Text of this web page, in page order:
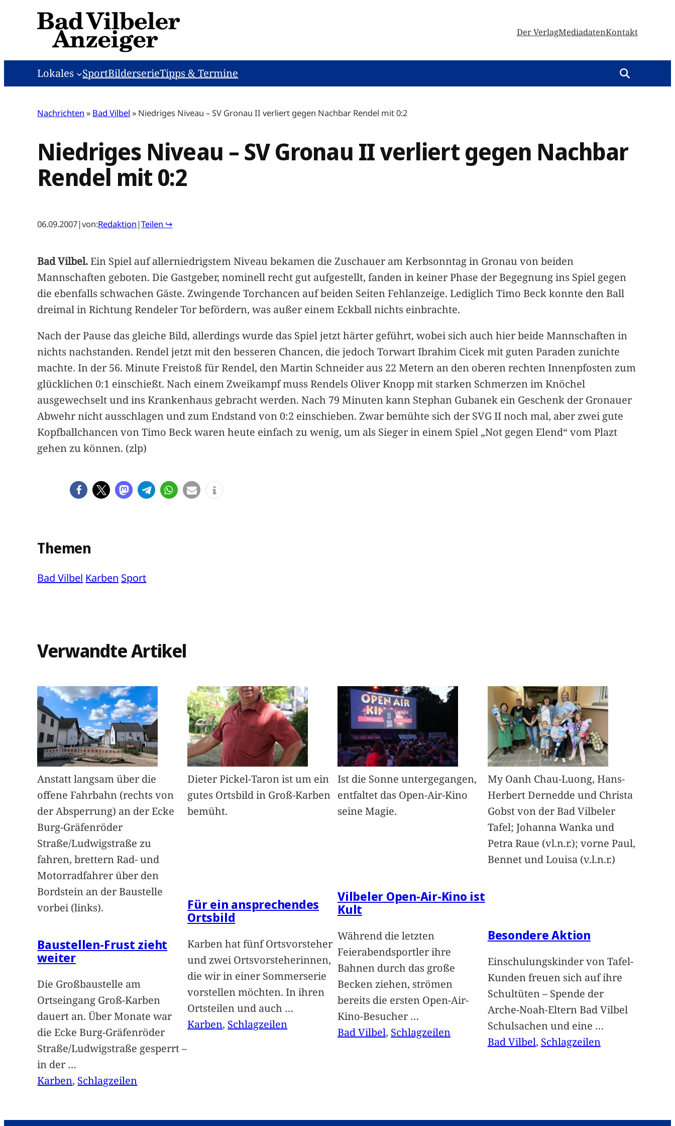
Der VerlagMediadatenKontakt
Lokales SportBilderserieTipps & Termine
Nachrichten » Bad Vilbel » Niedriges Niveau – SV Gronau II verliert gegen Nachbar Rendel mit 0:2
Niedriges Niveau – SV Gronau II verliert gegen Nachbar
Rendel mit 0:2
06.09.2007|von:Redaktion |Teilen ↪
Bad Vilbel.Ein Spiel auf allerniedrigstem Niveau bekamen die Zuschauer am Kerbsonntag in Gronau von beiden
Mannschaften geboten. Die Gastgeber, nominell recht gut aufgestellt, fanden in keiner Phase der Begegnung ins Spiel gegen
die ebenfalls schwachen Gäste. Zwingende Torchancen auf beiden Seiten Fehlanzeige. Lediglich Timo Beck konnte den Ball
dreimal in Richtung Rendeler Tor befördern, was außer einem Eckball nichts einbrachte.
Nach der Pause das gleiche Bild, allerdings wurde das Spiel jetzt härter geführt, wobei sich auch hier beide Mannschaften in
nichts nachstanden. Rendel jetzt mit den besseren Chancen, die jedoch Torwart Ibrahim Cicek mit guten Paraden zunichte
machte. In der 56. Minute Freistoß für Rendel, den Martin Schneider aus 22 Metern an den oberen rechten Innenpfosten zum
glücklichen 0:1 einschießt. Nach einem Zweikampf muss Rendels Oliver Knopp mit starken Schmerzen im Knöchel
ausgewechselt und ins Krankenhaus gebracht werden. Nach 79 Minuten kann Stephan Gubanek ein Geschenk der Gronauer
Abwehr nicht ausschlagen und zum Endstand von 0:2 einschieben. Zwar bemühte sich der SVG II noch mal, aber zwei gute
Kopfballchancen von Timo Beck waren heute einfach zu wenig, um als Sieger in einem Spiel „Not gegen Elend“ vom Plazt
gehen zu können. (zlp)
Themen
Bad Vilbel Karben Sport
Verwandte Artikel
Anstatt langsam über die
offene Fahrbahn (rechts von
der Absperrung) an der Ecke
Burg-Gräfenröder
Straße/Ludwigstraße zu
fahren, brettern Rad- und
Motorradfahrer über den
Bordstein an der Baustelle
vorbei (links).
Baustellen-Frust zieht
weiter
Die Großbaustelle am
Ortseingang Groß-Karben
dauert an. Über Monate war
die Ecke Burg-Gräfenröder
Straße/Ludwigstraße gesperrt –
in der …
Karben, Schlagzeilen
Dieter Pickel-Taron ist um ein
gutes Ortsbild in Groß-Karben
bemüht.
Für ein ansprechendes
Ortsbild
Karben hat fünf Ortsvorsteher
und zwei Ortsvorsteherinnen,
die wir in einer Sommerserie
vorstellen möchten. In ihren
Ortsteilen und auch …
Karben, Schlagzeilen
Ist die Sonne untergegangen,
entfaltet das Open-Air-Kino
seine Magie.
Vilbeler Open-Air-Kino ist
Kult
Während die letzten
Feierabendsportler ihre
Bahnen durch das große
Becken ziehen, strömen
bereits die ersten Open-Air-
Kino-Besucher …
Bad Vilbel, Schlagzeilen
My Oanh Chau-Luong, Hans-
Herbert Dernedde und Christa
Gobst von der Bad Vilbeler
Tafel; Johanna Wanka und
Petra Raue (vl.n.r.); vorne Paul,
Bennet und Louisa (v.l.n.r.)
Besondere Aktion
Einschulungskinder von Tafel-
Kunden freuen sich auf ihre
Schultüten – Spende der
Arche-Noah-Eltern Bad Vilbel
Schulsachen und eine …
Bad Vilbel, Schlagzeilen